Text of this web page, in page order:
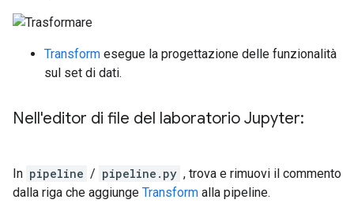
Transform esegue la progettazione delle funzionalità
sul set di dati.
Nell'editor di file del laboratorio Jupyter:
In pipeline / pipeline.py , trova e rimuovi il commento
dalla riga che aggiunge Transform alla pipeline.